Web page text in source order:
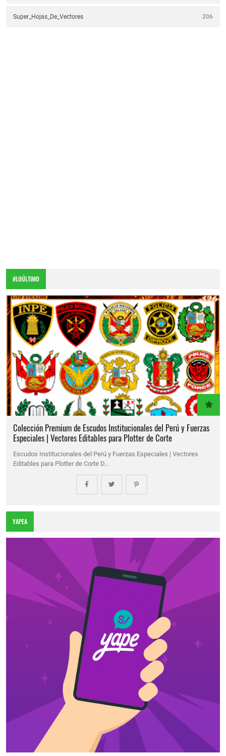
Super_Hojas_De_Vectores 206
#LOÚLTIMO
Colección Premium de Escudos Institucionales del Perú y Fuerzas
Especiales | Vectores Editables para Plotter de Corte
Escudos Institucionales del Perú y Fuerzas Especiales | Vectores
Editables para Plotter de Corte D…
YAPEA